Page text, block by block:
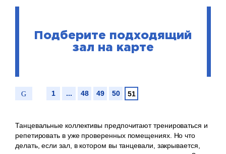
Подберите подходящий
зал на карте
1 ... 48 49 50 51
Танцевальные коллективы предпочитают тренироваться и
репетировать в уже проверенных помещениях. Но что
делать, если зал, в котором вы танцевали, закрывается,